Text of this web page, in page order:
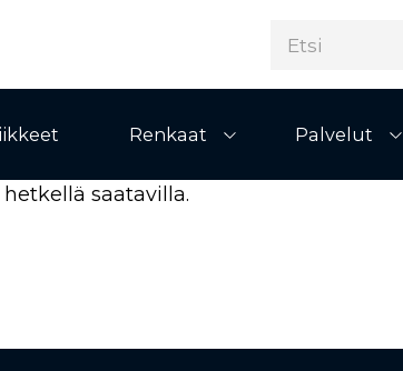
Renkaat
Avaa alivalikko
Palvelut
saatavilla.